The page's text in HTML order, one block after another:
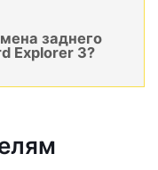
заднего
Explorer 3?